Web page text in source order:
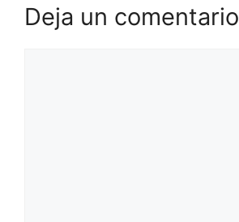
Deja un comentario